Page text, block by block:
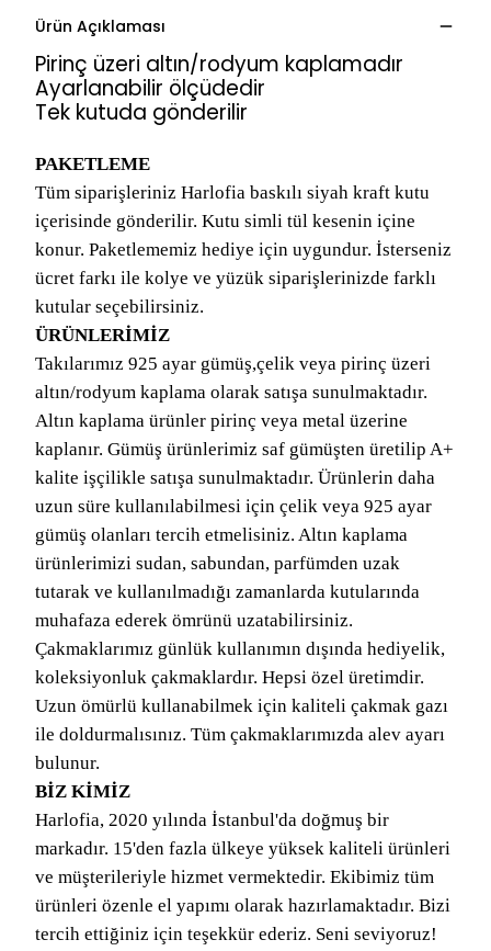
Ürün Açıklaması
Pirinç üzeri altın/rodyum kaplamadır
Ayarlanabilir ölçüdedir
Tek kutuda gönderilir
PAKETLEME
Tüm siparişleriniz Harlofia baskılı siyah kraft kutu
içerisinde gönderilir. Kutu simli tül kesenin içine
konur. Paketlememiz hediye için uygundur. İsterseniz
ücret farkı ile kolye ve yüzük siparişlerinizde farklı
kutular seçebilirsiniz.
ÜRÜNLERİMİZ
Takılarımız 925 ayar gümüş,çelik veya pirinç üzeri
altın/rodyum kaplama olarak satışa sunulmaktadır.
Altın kaplama ürünler pirinç veya metal üzerine
kaplanır. Gümüş ürünlerimiz saf gümüşten üretilip A+
kalite işçilikle satışa sunulmaktadır. Ürünlerin daha
uzun süre kullanılabilmesi için çelik veya 925 ayar
gümüş olanları tercih etmelisiniz. Altın kaplama
ürünlerimizi sudan, sabundan, parfümden uzak
tutarak ve kullanılmadığı zamanlarda kutularında
muhafaza ederek ömrünü uzatabilirsiniz.
Çakmaklarımız günlük kullanımın dışında hediyelik,
koleksiyonluk çakmaklardır. Hepsi özel üretimdir.
Uzun ömürlü kullanabilmek için kaliteli çakmak gazı
ile doldurmalısınız. Tüm çakmaklarımızda alev ayarı
bulunur.
BİZ KİMİZ
Harlofia, 2020 yılında İstanbul'da doğmuş bir
markadır. 15'den fazla ülkeye yüksek kaliteli ürünleri
ve müşterileriyle hizmet vermektedir. Ekibimiz tüm
ürünleri özenle el yapımı olarak hazırlamaktadır. Bizi
tercih ettiğiniz için teşekkür ederiz. Seni seviyoruz!